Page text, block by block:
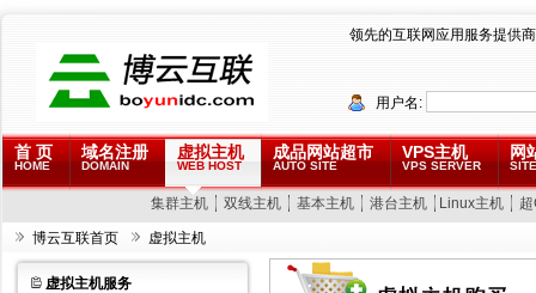
领先的互联网应用服务提供商
用户名:
首 页
HOME
域名注册
DOMAIN
虚拟主机
WEB HOST
成品网站超市
AUTO SITE
VPS主机
VPS SERVER
网
集群主机 双线主机 基本主机 港台主机 Linux主机
博云互联首页 虚拟主机
虚拟主机服务